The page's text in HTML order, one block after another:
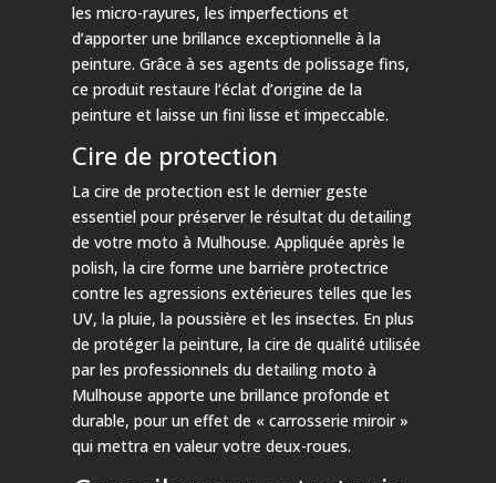
les micro-rayures, les imperfections et
d’apporter une brillance exceptionnelle à la
peinture. Grâce à ses agents de polissage fins,
ce produit restaure l’éclat d’origine de la
peinture et laisse un fini lisse et impeccable.
Cire de protection
La cire de protection est le dernier geste
essentiel pour préserver le résultat du detailing
de votre moto à Mulhouse. Appliquée après le
polish, la cire forme une barrière protectrice
contre les agressions extérieures telles que les
UV, la pluie, la poussière et les insectes. En plus
de protéger la peinture, la cire de qualité utilisée
par les professionnels du detailing moto à
Mulhouse apporte une brillance profonde et
durable, pour un effet de « carrosserie miroir »
qui mettra en valeur votre deux-roues.